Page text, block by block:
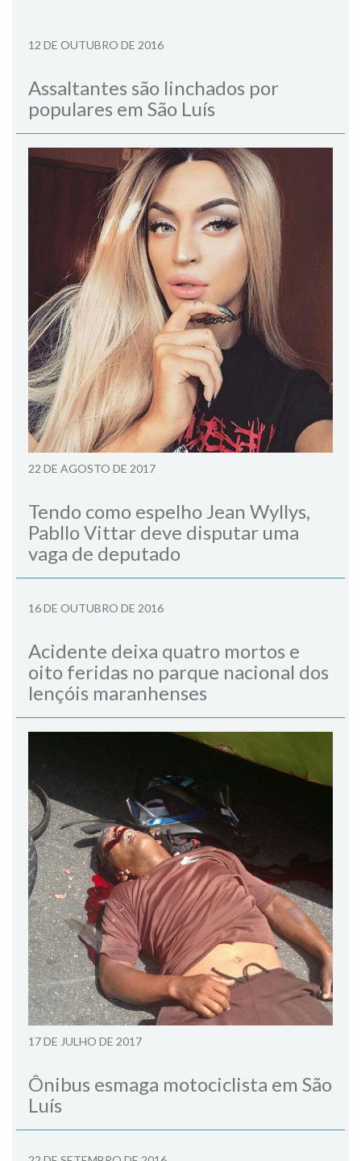
12 DE OUTUBRO DE 2016
Assaltantes são linchados por
populares em São Luís
22 DE AGOSTO DE 2017
Tendo como espelho Jean Wyllys,
Pabllo Vittar deve disputar uma
vaga de deputado
16 DE OUTUBRO DE 2016
Acidente deixa quatro mortos e
oito feridas no parque nacional dos
lençóis maranhenses
17 DE JULHO DE 2017
Ônibus esmaga motociclista em São
Luís